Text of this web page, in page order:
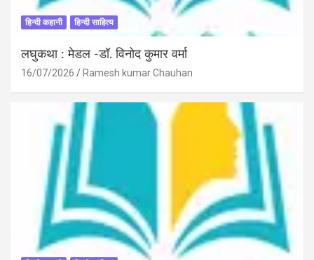
हिन्दी कहानी हिन्दी साहित्य
लघुकथा : मेडल -डॉ. विनोद कुमार वर्मा
16/07/2026 Ramesh kumar Chauhan